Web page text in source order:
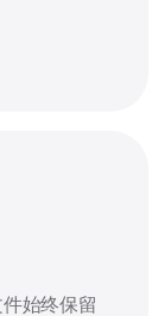
始终保留